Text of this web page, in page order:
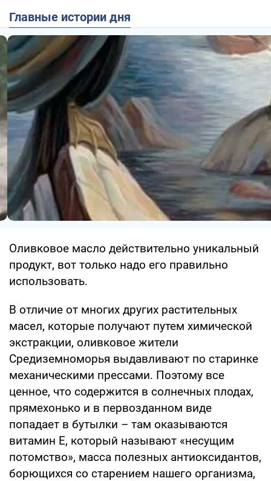
Главные истории дня
Оливковое масло действительно уникальный
продукт, вот только надо его правильно
использовать.
В отличие от многих других растительных
масел, которые получают путем химической
экстракции, оливковое жители
Средиземноморья выдавливают по старинке
механическими прессами. Поэтому все
ценное, что содержится в солнечных плодах,
прямехонько и в первозданном виде
попадает в бутылки – там оказываются
витамин Е, который называют «несущим
потомство», масса полезных антиоксидантов,
борющихся со старением нашего организма,